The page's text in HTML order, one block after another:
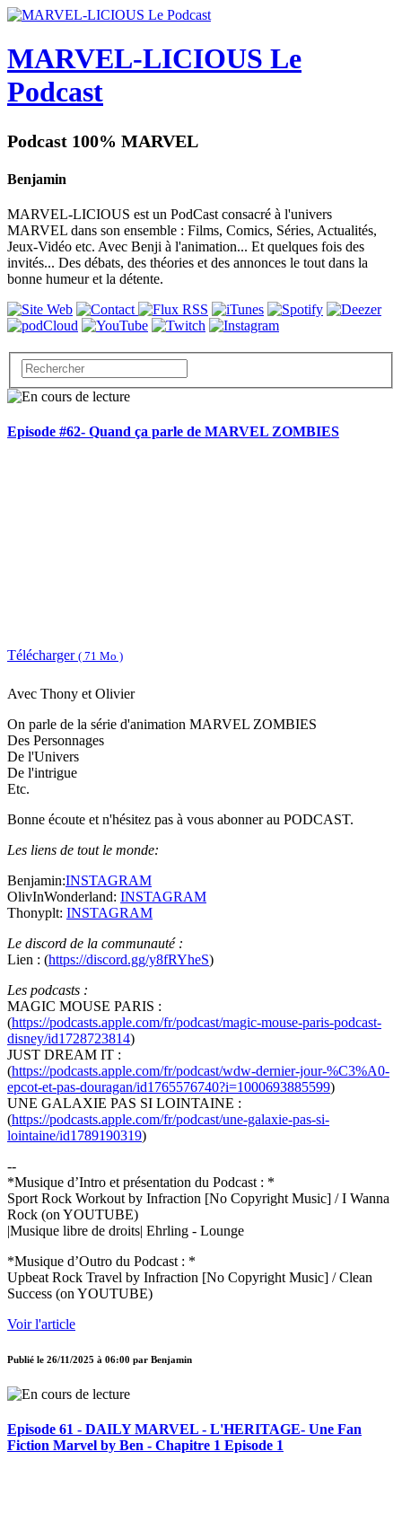
MARVEL-LICIOUS Le
Podcast
Podcast 100% MARVEL
Benjamin
MARVEL-LICIOUS est un PodCast consacré à l'univers
MARVEL dans son ensemble : Films, Comics, Séries, Actualités,
Jeux-Vidéo etc. Avec Benji à l'animation... Et quelques fois des
invités... Des débats, des théories et des annonces le tout dans la
bonne humeur et la détente.
Episode #62- Quand ça parle de MARVEL ZOMBIES
Télécharger ( 71 Mo )
Avec Thony et Olivier
On parle de la série d'animation MARVEL ZOMBIES
Des Personnages
De l'Univers
De l'intrigue
Etc.
Bonne écoute et n'hésitez pas à vous abonner au PODCAST.
Les liens de tout le monde:
Benjamin:INSTAGRAM
OlivInWonderland: INSTAGRAM
Thonyplt: INSTAGRAM
Le discord de la communauté :
Lien : (https://discord.gg/y8fRYheS)
Les podcasts :
MAGIC MOUSE PARIS :
(https://podcasts.apple.com/fr/podcast/magic-mouse-paris-podcast-
disney/id1728723814)
JUST DREAM IT :
(https://podcasts.apple.com/fr/podcast/wdw-dernier-jour-%C3%A0-
epcot-et-pas-douragan/id1765576740?i=1000693885599)
UNE GALAXIE PAS SI LOINTAINE :
(https://podcasts.apple.com/fr/podcast/une-galaxie-pas-si-
lointaine/id1789190319)
--
*Musique d’Intro et présentation du Podcast : *
Sport Rock Workout by Infraction [No Copyright Music] / I Wanna
Rock (on YOUTUBE)
|Musique libre de droits| Ehrling - Lounge
*Musique d’Outro du Podcast : *
Upbeat Rock Travel by Infraction [No Copyright Music] / Clean
Success (on YOUTUBE)
Voir l'article
Publié le 26/11/2025 à 06:00 par Benjamin
Episode 61 - DAILY MARVEL - L'HERITAGE- Une Fan
Fiction Marvel by Ben - Chapitre 1 Episode 1